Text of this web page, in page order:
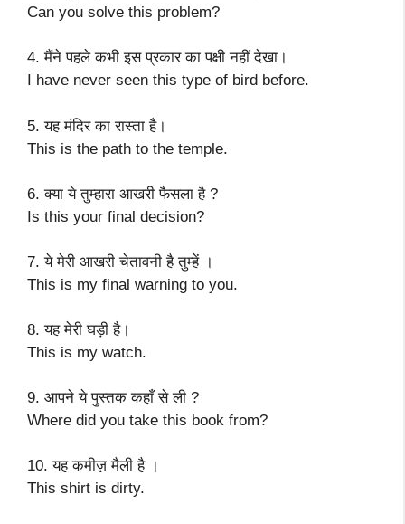
Can you solve this problem?
4. मैंने पहले कभी इस प्रकार का पक्षी नहीं देखा।
I have never seen this type of bird before.
5. यह मंदिर का रास्ता है।
This is the path to the temple.
6. क्या ये तुम्हारा आखरी फैसला है ?
Is this your final decision?
7. ये मेरी आखरी चेतावनी है तुम्हें ।
This is my final warning to you.
8. यह मेरी घड़ी है।
This is my watch.
9. आपने ये पुस्तक कहाँ से ली ?
Where did you take this book from?
10. यह कमीज़ मैली है ।
This shirt is dirty.